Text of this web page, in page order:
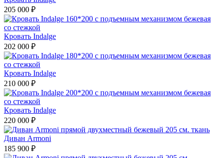
205 000 ₽
Кровать Indalge
202 000 ₽
Кровать Indalge
210 000 ₽
Кровать Indalge
220 000 ₽
Диван Armoni
185 900 ₽